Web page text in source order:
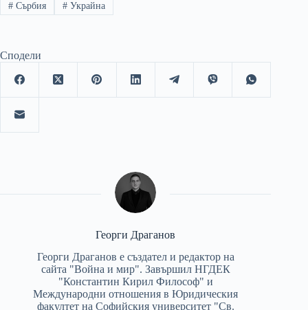
#Сърбия #Украйна
Сподели
Георги Драганов
Георги Драганов е създател и редактор на
сайта "Война и мир". Завършил НГДЕК
"Константин Кирил Философ" и
Международни отношения в Юридическия
факултет на Софийския университет "Св.